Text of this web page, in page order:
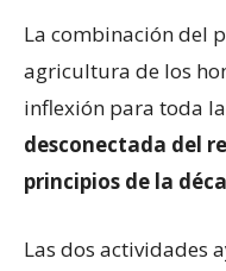
La combinación del
agricultura de los
inflexión para toda
desconectada del
principios de la
Las dos actividades